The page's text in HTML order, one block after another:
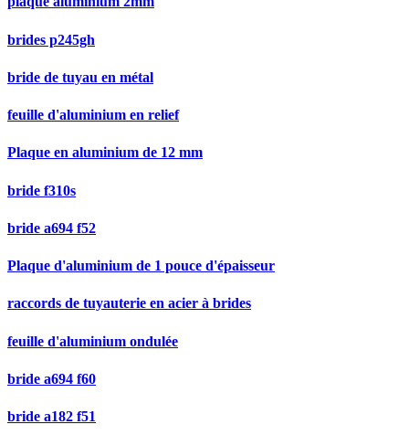
brides p245gh
bride de tuyau en métal
feuille d'aluminium en relief
Plaque en aluminium de 12 mm
bride f310s
bride a694 f52
Plaque d'aluminium de 1 pouce d'épaisseur
raccords de tuyauterie en acier à brides
feuille d'aluminium ondulée
bride a694 f60
bride a182 f51